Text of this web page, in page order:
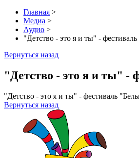
Главная >
Медиа >
Аудио >
"Детство - это я и ты" -
Вернуться назад
"Детство - это я и ты" -
"Детство - это я и ты" - фестиваль
Вернуться назад